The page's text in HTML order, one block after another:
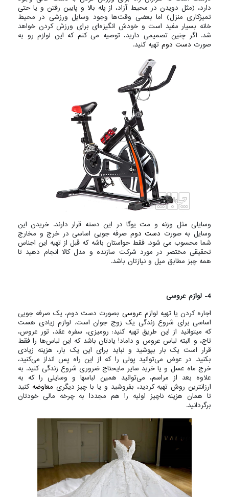
دارد، (مثل دویدن در محیط آزاد، از پله بالا و پایین رفتن و یا حتی
تمیزکاری منزل) اما بعضی وقت‌ها وجود وسایل ورزشی در محیط
خانه بسیار مفید است و خودش انگیزه‌ای برای ورزش کردن خواهد
شد. اگر چنین تصمیمی دارید، توصیه می کنم که این لوازم رو به
صورت دست دوم تهیه کنید.
وسایلی مثل وزنه و مت یوگا در این دسته قرار دارند. خریدن این
وسایل به صورت دست دوم صرفه جویی اساسی در خرج و مخارج
شما محسوب می شود. فقط حواستان باشه که قبل از تهیه این اجناس
تحقیقی مختصر در مورد شرکت سازنده و مدل کالا انجام دهید تا
همه چبز مطابق میل و نیازتان باشد.
4- لوازم عروسی
اجاره کردن یا تهیه لوازم عروسی بصورت دست دوم، یک صرفه جویی
اساسی برای شروع زندگی یک زوج جوان است. لوازم زیادی هست
که میتوانید از این طریق تهیه کنید: رومیزی، سفره عقد، تور عروس،
تاج، و البته لباس‌ عروس و داماد! یادتان باشد که این لباس‌ها را فقط
قرار است یک بار بپوشید و نباید برای این یک بار، هزینه زیادی
بکنید. در عوض می‌توانید پولی را که از این راه پس انداز می‌کنید،
خرج ماه عسل و یا خرید سایر مایحتاج ضروری شروع زندگی کنید. به
علاوه بعد از مراسم، می‌توانید همین لباسها و وسایلی را که به
ارزانترین روش تهیه کردید، بفروشید و یا با چیز دیگری معاوضه کنید
تا همان هزینه ناچیز اولیه را هم مجددا به چرخه مالی خودتان
برگردانید.